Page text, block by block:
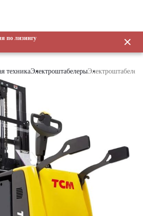
по лизингу
техникаЭлектроштабелеры